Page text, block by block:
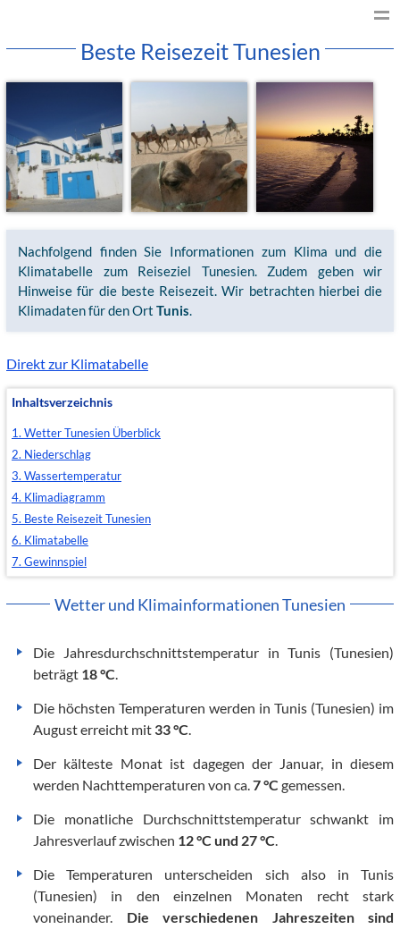
Beste Reisezeit Tunesien
Nachfolgend finden Sie Informationen zum Klima und die
Klimatabelle zum Reiseziel Tunesien. Zudem geben wir
Hinweise für die beste Reisezeit. Wir betrachten hierbei die
Klimadaten für den Ort Tunis.
Direkt zur Klimatabelle
Inhaltsverzeichnis
1. Wetter Tunesien Überblick
2. Niederschlag
3. Wassertemperatur
4. Klimadiagramm
5. Beste Reisezeit Tunesien
6. Klimatabelle
7. Gewinnspiel
Wetter und Klimainformationen Tunesien
Die Jahresdurchschnittstemperatur in Tunis (Tunesien)
beträgt 18 °C.
Die höchsten Temperaturen werden in Tunis (Tunesien) im
August erreicht mit 33 °C.
Der kälteste Monat ist dagegen der Januar, in diesem
werden Nachttemperaturen von ca.7 °C gemessen.
Die monatliche Durchschnittstemperatur schwankt im
Jahresverlauf zwischen 12 °C und 27 °C.
Die Temperaturen unterscheiden sich also in Tunis
(Tunesien) in den einzelnen Monaten recht stark
voneinander. Die verschiedenen Jahreszeiten sind